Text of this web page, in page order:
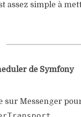
assez simple à
de Symfony
sur Messenger